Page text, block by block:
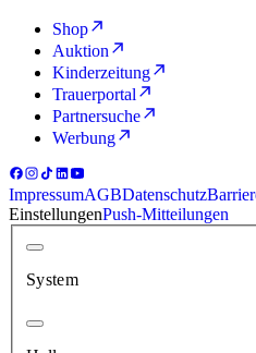
Shop
Auktion
Kinderzeitung
Trauerportal
Partnersuche
Werbung
ImpressumAGBDatenschutz
EinstellungenPush-Mitteilungen
System